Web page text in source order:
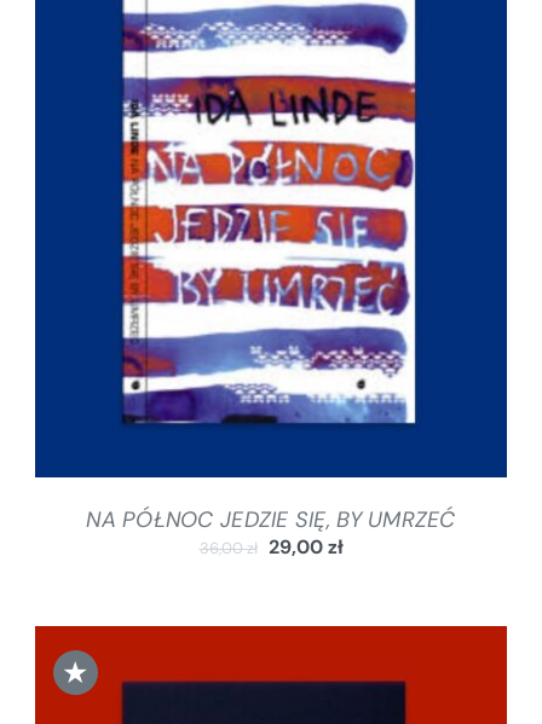
DODAJ DO KOSZYKA / SZCZEGÓŁY
NA PÓŁNOC JEDZIE SIĘ, BY UMRZEĆ
36,00zł 29,00zł
★